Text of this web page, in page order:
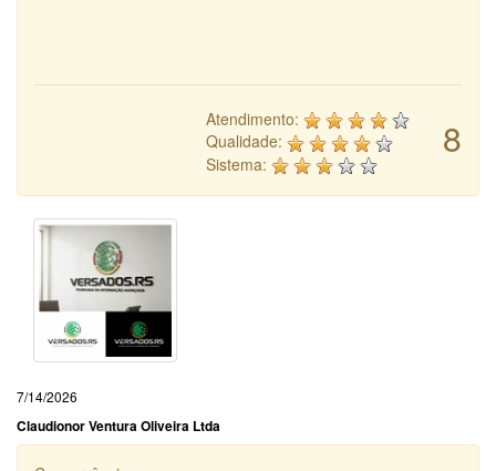
8
Atendimento:
Qualidade:
Sistema:
7/14/2026
Claudionor Ventura Oliveira Ltda